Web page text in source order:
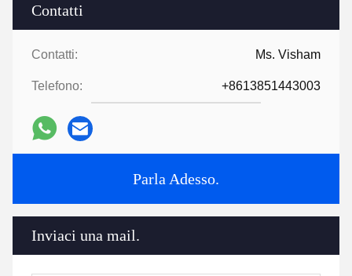
Contatti
Contatti: Ms. Visham
Telefono: +8613851443003
Parla Adesso.
Inviaci una mail.